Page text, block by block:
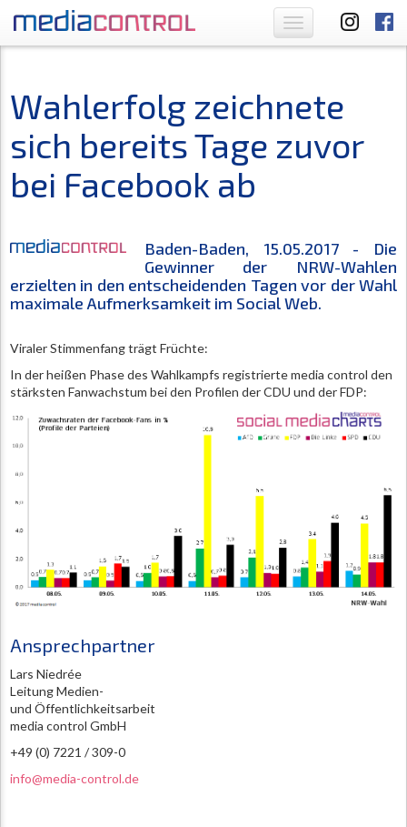
Toggle
navigation
Wahlerfolg zeichnete
sich bereits Tage zuvor
bei Facebook ab
Baden-Baden, 15.05.2017 - Die
Gewinner der NRW-Wahlen
erzielten in den entscheidenden Tagen vor der Wahl
maximale Aufmerksamkeit im Social Web.
Viraler Stimmenfang trägt Früchte:
In der heißen Phase des Wahlkampfs registrierte media control den
stärksten Fanwachstum bei den Profilen der CDU und der FDP:
Ansprechpartner
Lars Niedrée
Leitung Medien-
und Öffentlichkeitsarbeit
media control GmbH
+49 (0) 7221 / 309-0
info@media-control.de